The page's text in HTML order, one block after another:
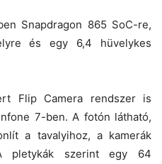
Snapdragon 865 SoC-re,
és egy 6,4 hüvelykes
Flip Camera rendszer is
7-ben. A fotón látható,
a tavalyihoz, a kamerák
pletykák szerint egy 64